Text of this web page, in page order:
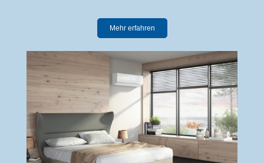
Mehr erfahren